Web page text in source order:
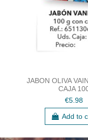
JABON OLIVA
CAJA
€5.98
Add to